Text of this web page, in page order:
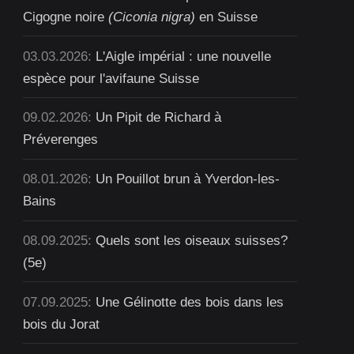
Cigogne noire(Ciconia nigra) en Suisse
03.03.2026: L'Aigle impérial : une nouvelle
espèce pour l'avifaune Suisse
09.02.2026: Un Pipit de Richard à
Préverenges
08.01.2026: Un Pouillot brun à Yverdon-les-
Bains
08.09.2025:Quels sont les oiseaux suisses?
(5e)
07.09.2025: Une Gélinotte des bois dans les
bois du Jorat